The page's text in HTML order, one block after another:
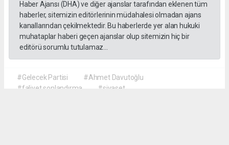
Haber Ajansı (DHA) ve diğer ajanslar tarafından eklenen tüm
haberler, sitemizin editörlerinin müdahalesi olmadan ajans
kanallarından çekilmektedir. Bu haberlerde yer alan hukuki
muhataplar haberi geçen ajanslar olup sitemizin hiç bir
editörü sorumlu tutulamaz...
#Gelecek Partisi
#Ahmet Davutoğlu
#faliyet sonlandırma
#siyaset